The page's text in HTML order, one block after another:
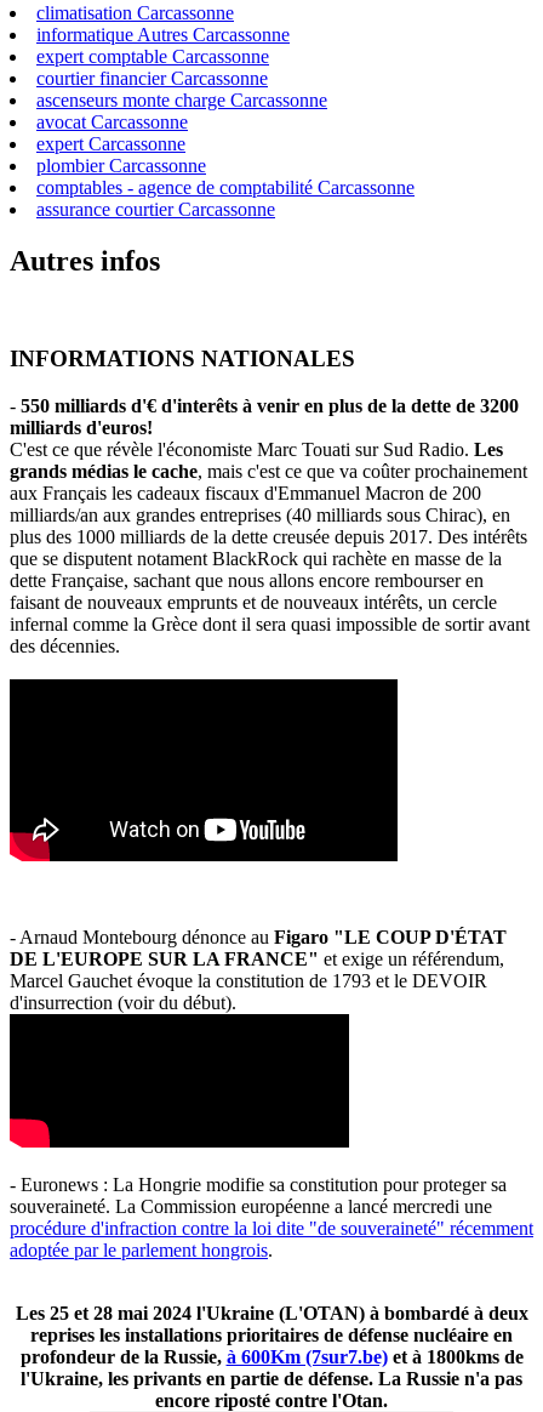
climatisation Carcassonne
informatique Autres Carcassonne
expert comptable Carcassonne
courtier financier Carcassonne
ascenseurs monte charge Carcassonne
avocat Carcassonne
expert Carcassonne
plombier Carcassonne
comptables - agence de comptabilité Carcassonne
assurance courtier Carcassonne
Autres infos
INFORMATIONS NATIONALES
- 550 milliards d'€ d'interêts à venir en plus de la dette de 3200
milliards d'euros!
C'est ce que révèle l'économiste Marc Touati sur Sud Radio. Les
grands médias le cache, mais c'est ce que va coûter prochainement
aux Français les cadeaux fiscaux d'Emmanuel Macron de 200
milliards/an aux grandes entreprises (40 milliards sous Chirac), en
plus des 1000 milliards de la dette creusée depuis 2017. Des intérêts
que se disputent notament BlackRock qui rachète en masse de la
dette Française, sachant que nous allons encore rembourser en
faisant de nouveaux emprunts et de nouveaux intérêts, un cercle
infernal comme la Grèce dont il sera quasi impossible de sortir avant
des décennies.
- Arnaud Montebourg dénonce au Figaro "LE COUP D'ÉTAT
DE L'EUROPE SUR LA FRANCE" et exige un référendum,
Marcel Gauchet évoque la constitution de 1793 et le DEVOIR
d'insurrection (voir du début).
- Euronews : La Hongrie modifie sa constitution pour proteger sa
souveraineté. La Commission européenne a lancé mercredi une
procédure d'infraction contre la loi dite "de souveraineté" récemment
adoptée par le parlement hongrois.
Les 25 et 28 mai 2024 l'Ukraine (L'OTAN) à bombardé à deux
reprises les installations prioritaires de défense nucléaire en
profondeur de la Russie, à 600Km (7sur7.be)et à 1800kms de
l'Ukraine, les privants en partie de défense. La Russie n'a pas
encore riposté contre l'Otan.